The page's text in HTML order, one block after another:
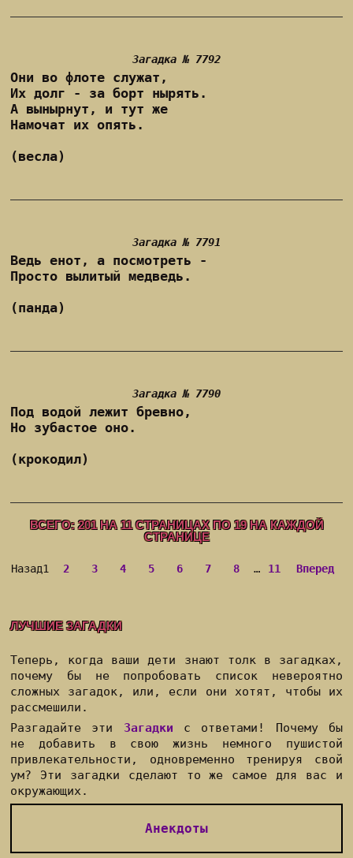
Загадка № 7792
Они во флоте служат,
Их долг - за борт нырять.
А вынырнут, и тут же
Намочат их опять.
(весла)
Загадка № 7791
Ведь енот, а посмотреть -
Просто вылитый медведь.
(панда)
Загадка № 7790
Под водой лежит бревно,
Но зубастое оно.
(крокодил)
ВСЕГО:201НА11СТРАНИЦАХ ПО 19НА КАЖДОЙ
СТРАНИЦЕ
Назад1 2 3 4 5 6 7 8 … 11 Вперед
ЛУЧШИЕ ЗАГАДКИ
Теперь, когда ваши дети знают толк в загадках,
почему бы не попробовать список невероятно
сложных загадок, или, если они хотят, чтобы их
рассмешили.
Разгадайте эти Загадки с ответами! Почему бы
не добавить в свою жизнь немного пушистой
привлекательности, одновременно тренируя свой
ум? Эти загадки сделают то же самое для вас и
окружающих.
Анекдоты